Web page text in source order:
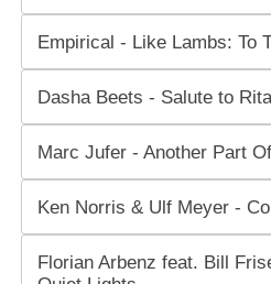
Empirical - Like Lambs: To
Dasha Beets - Salute to Rita
Marc Jufer - Another Part
Ken Norris & Ulf Meyer -
Florian Arbenz feat. Bill